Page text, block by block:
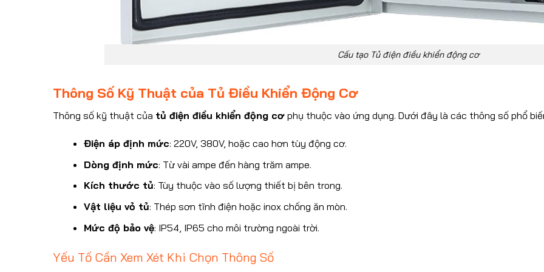
Cấu tạo Tủ điện điều khiển động cơ
Thông Số Kỹ Thuật của Tủ Điều Khiển Động Cơ
Thông số kỹ thuật của tủ điện điều khiển động cơ phụ thuộc vào ứng dụng. Dưới đây là các thông số phổ
Điện áp định mức: 220V, 380V, hoặc cao hơn tùy động cơ.
Dòng định mức: Từ vài ampe đến hàng trăm ampe.
Kích thước tủ: Tùy thuộc vào số lượng thiết bị bên trong.
Vật liệu vỏ tủ: Thép sơn tĩnh điện hoặc inox chống ăn mòn.
Mức độ bảo vệ: IP54, IP65 cho môi trường ngoài trời.
Yếu Tố Cần Xem Xét Khi Chọn Thông Số